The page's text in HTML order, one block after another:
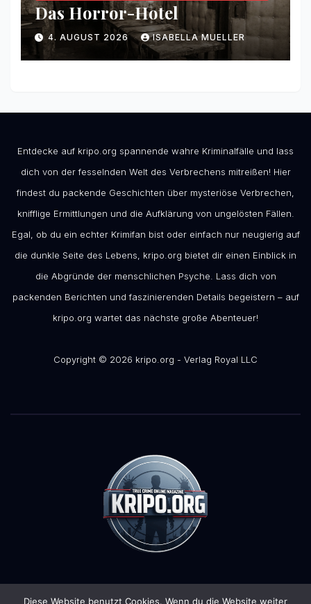
Das Horror-Hotel
4. AUGUST 2026 ISABELLA MUELLER
Entdecke auf kripo.org spannende wahre Kriminalfälle und lass
dich von der fesselnden Welt des Verbrechens mitreißen! Hier
findest du packende Geschichten über mysteriöse Verbrechen,
knifflige Ermittlungen und die Aufklärung von ungelösten Fällen.
Egal, ob du ein echter Krimifan bist oder einfach nur neugierig auf
die dunkle Seite des Lebens, kripo.org bietet dir einen Einblick in
die Abgründe der menschlichen Psyche. Lass dich von
packenden Berichten und faszinierenden Details begeistern – auf
kripo.org wartet das nächste große Abenteuer!
Copyright © 2026 kripo.org - Verlag Royal LLC
Diese Website benutzt Cookies. Wenn du die Website weiter